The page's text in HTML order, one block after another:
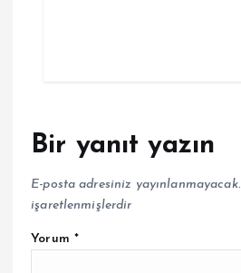
Bir yanıt yazın
E-posta adresiniz yayınlanmayacak.
işaretlenmişlerdir
Yorum *